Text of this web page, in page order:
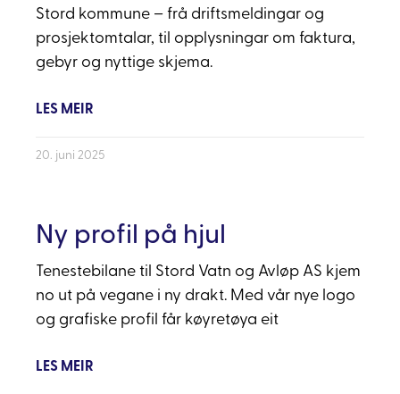
Stord kommune – frå driftsmeldingar og
prosjektomtalar, til opplysningar om faktura,
gebyr og nyttige skjema.
LES MEIR
20. juni 2025
Ny profil på hjul
Tenestebilane til Stord Vatn og Avløp AS kjem
no ut på vegane i ny drakt. Med vår nye logo
og grafiske profil får køyretøya eit
LES MEIR